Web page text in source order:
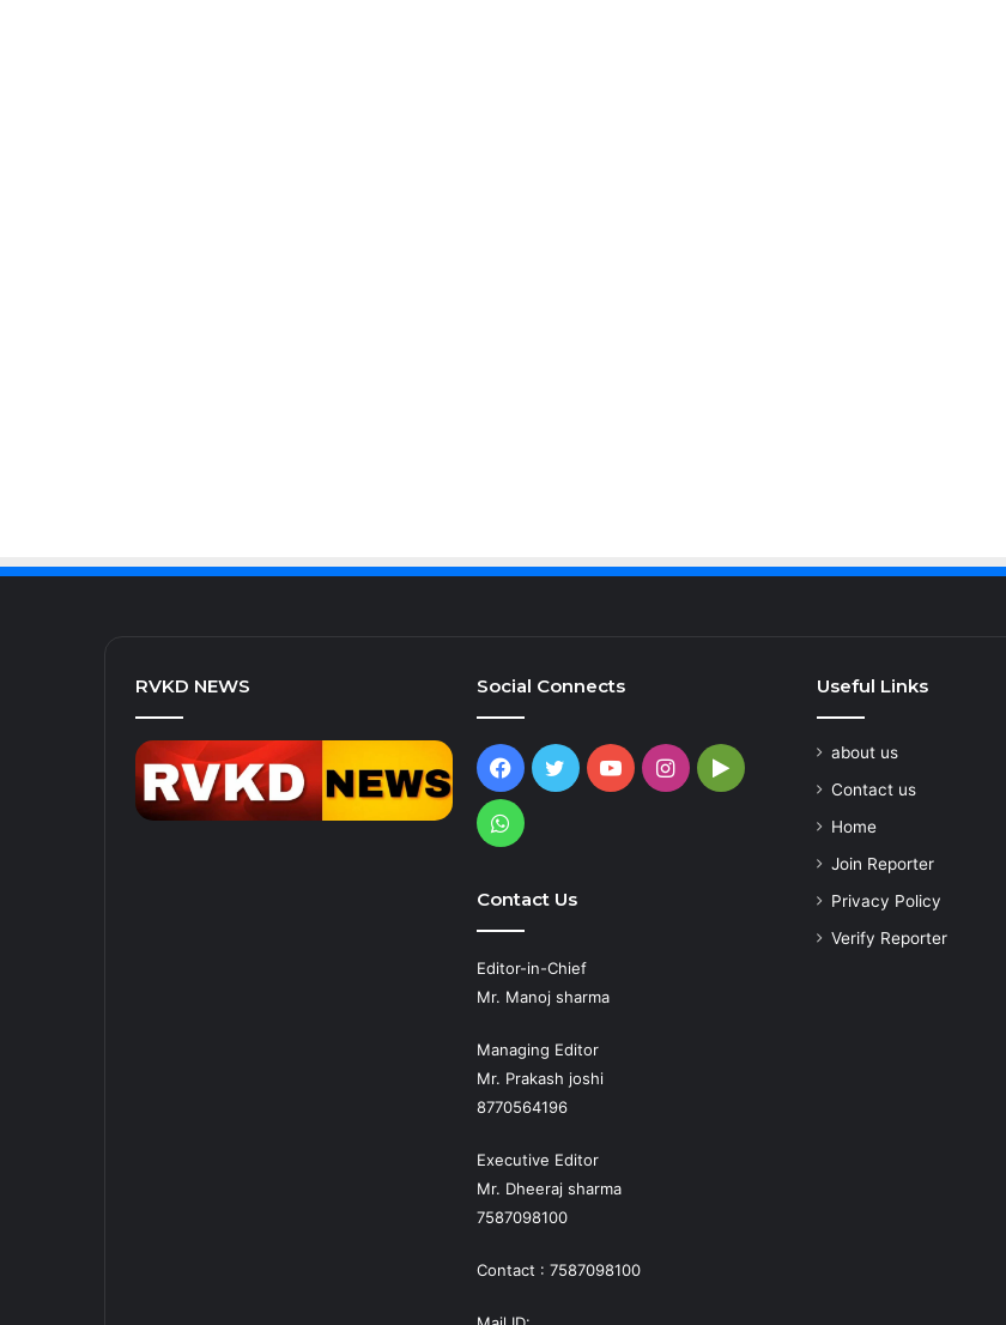
RVKD NEWS Social Connects
Facebook
TwitterYouTubeInstagram
Google
WhatsApp
Contact Us
Editor-in-Chief
Mr. Manoj sharma
Managing Editor
Mr. Prakash joshi
8770564196
Executive Editor
Mr. Dheeraj sharma
7587098100
Contact : 7587098100
Useful Links
about us
Contact us
Home
Join Reporter
Privacy Policy
Verify Reporter